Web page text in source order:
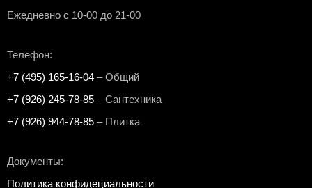
Ежедневно с 10-00 до 21-00
Телефон:
+7 (495) 165-16-04 – Общий
+7 (926) 245-78-85 – Сантехника
+7 (926) 944-78-85 – Плитка
Документы:
Политика конфидециальности